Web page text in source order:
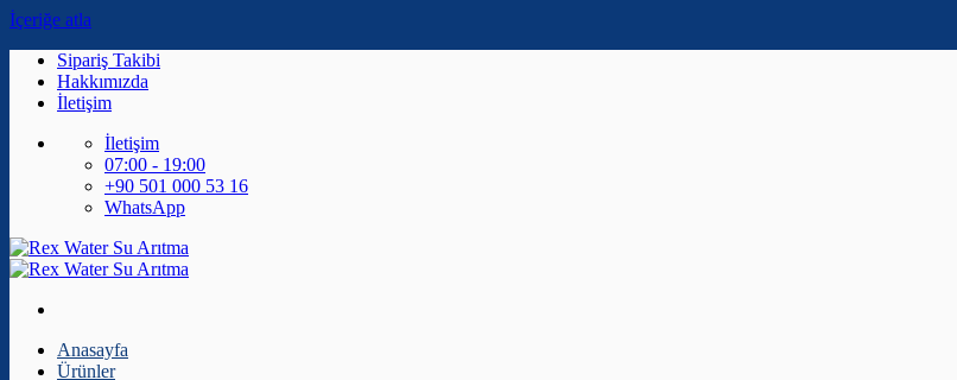
İçeriğe atla
Sipariş Takibi
Hakkımızda
İletişim
İletişim
07:00 - 19:00
+90 501 000 53 16
WhatsApp
Anasayfa
Ürünler